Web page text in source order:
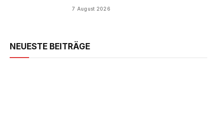
7 August 2026
NEUESTE BEITRÄGE